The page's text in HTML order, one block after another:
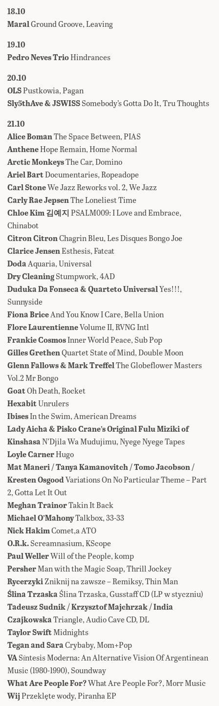
18.10
MaralGround Groove, Leaving
19.10
Pedro Neves TrioHindrances
20.10
OLSPustkowia, Pagan
Sly5thAve & JSWISSSomebody’s Gotta Do It, Tru Thoughts
21.10
Alice BomanThe Space Between, PIAS
AntheneHope Remain, Home Normal
Arctic MonkeysThe Car, Domino
Ariel BartDocumentaries, Ropeadope
Carl StoneWe Jazz Reworks vol. 2, We Jazz
Carly Rae JepsenThe Loneliest Time
Chloe Kim 김예지 PSALM009: I Love and Embrace,
Chinabot
Citron CitronChagrin Bleu, Les Disques Bongo Joe
Clarice JensenEsthesis, Fatcat
DodaAquaria, Universal
Dry CleaningStumpwork, 4AD
Duduka Da Fonseca & Quarteto UniversalYes!!!,
Sunnyside
Fiona BriceAnd You Know I Care, Bella Union
Flore LaurentienneVolume II, RVNG Intl
Frankie CosmosInner World Peace, Sub Pop
Gilles GrethenQuartet State of Mind, Double Moon
Glenn Fallows & Mark TreffelThe Globeflower Masters
Vol​.​2 Mr Bongo
GoatOh Death, Rocket
HexabitUnrulers
IbisesIn the Swim, American Dreams
Lady Aicha & Pisko Crane’s Original Fulu Miziki of
KinshasaN’Djila Wa Mudujimu, Nyege Nyege Tapes
Loyle CarnerHugo
Mat Maneri / Tanya Kamanovitch / Tomo Jacobson /
Kresten OsgoodVariations On No Particular Theme – Part
2, Gotta Let It Out
Meghan TrainorTakin It Back
Michael O’MahonyTalkbox, 33-33
Nick HakimComet,a ATO
O.R.k.Screamnasium, KScope
Paul WellerWill of the People, komp
PersherMan with the Magic Soap, Thrill Jockey
RycerzykiZniknij na zawsze – Remiksy, Thin Man
Ślina TrzaskaŚlina Trzaska, Gusstaff CD (LP w styczniu)
Tadeusz Sudnik / Krzysztof Majchrzak / India
CzajkowskaTriangle, Audio Cave CD, DL
Taylor SwiftMidnights
Tegan and SaraCrybaby, Mom+Pop
VASíntesis Moderna: An Alternative Vision Of Argentinean
Music (1980​-​1990), Soundway
What Are People For?What Are People For?, Morr Music
WijPrzeklęte wody, Piranha EP